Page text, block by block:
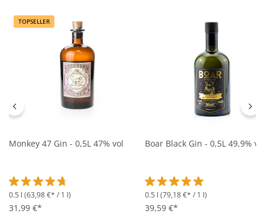
TOPSELLER
Monkey 47 Gin - 0,5L 47% vol
Durchschnittliche Bewertung von 4.8 von 5 Sternen
0.5 l (63,98 €* / 1 l)
31,99 €*
Boar Black Gin - 0,5L 49,9% vol
Durchschnittliche
0.5 l (79,18 €* / 1 l)
39,59 €*